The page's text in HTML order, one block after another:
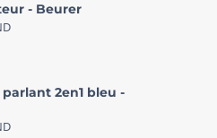
- Beurer
2en1 bleu -